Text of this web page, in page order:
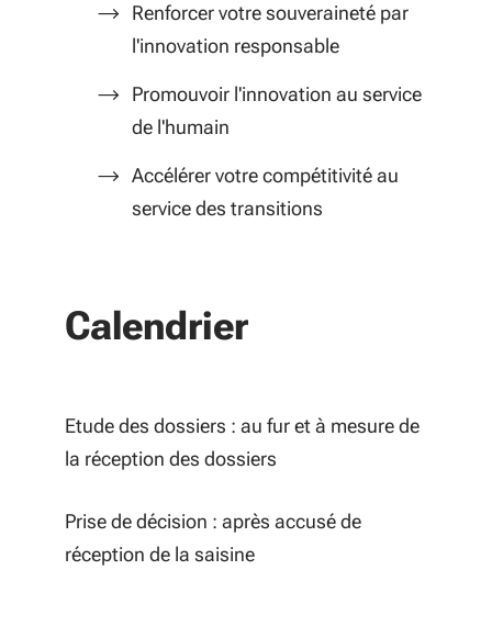
Renforcer votre souveraineté par
l'innovation responsable
Promouvoir l'innovation au service
de l'humain
Accélérer votre compétitivité au
service des transitions
Calendrier
Etude des dossiers : au fur et à mesure de
la réception des dossiers
Prise de décision : après accusé de
réception de la saisine